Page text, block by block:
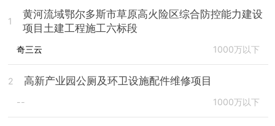
1
黄河流域鄂尔多斯市草原高火险区综合防控能力建设
项目土建工程施工六标段
奇三云 1000万以下
2 高新产业园公厕及环卫设施配件维修项目
-- 1000万以下